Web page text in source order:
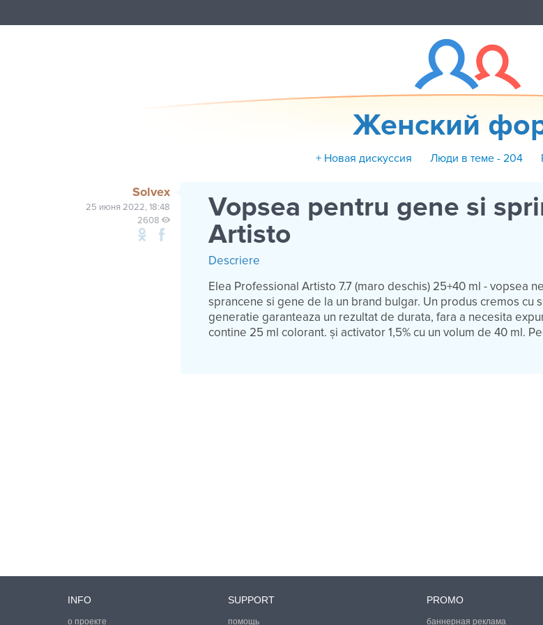
Женский
+ Новая дискуссия Люди в теме - 204
Solvex
25 июня 2022, 18:48
2608
Vopsea pentru gene si
Artisto
Descriere
Elea Professional Artisto 7.7 (maro deschis) 25+40 ml - vopsea
sprancene si gene de la un brand bulgar. Un produs cremos cu
generatie garanteaza un rezultat de durata, fara a necesita
contine 25 ml colorant. și activator 1,5% cu un volum de 40 ml.
INFO
о проекте
SUPPORT
помощь
PROMO
баннерная реклама